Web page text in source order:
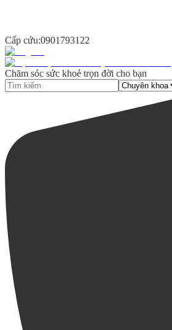
Cấp cứu:0901793122
Chăm sóc sức khoẻ trọn đời cho bạn